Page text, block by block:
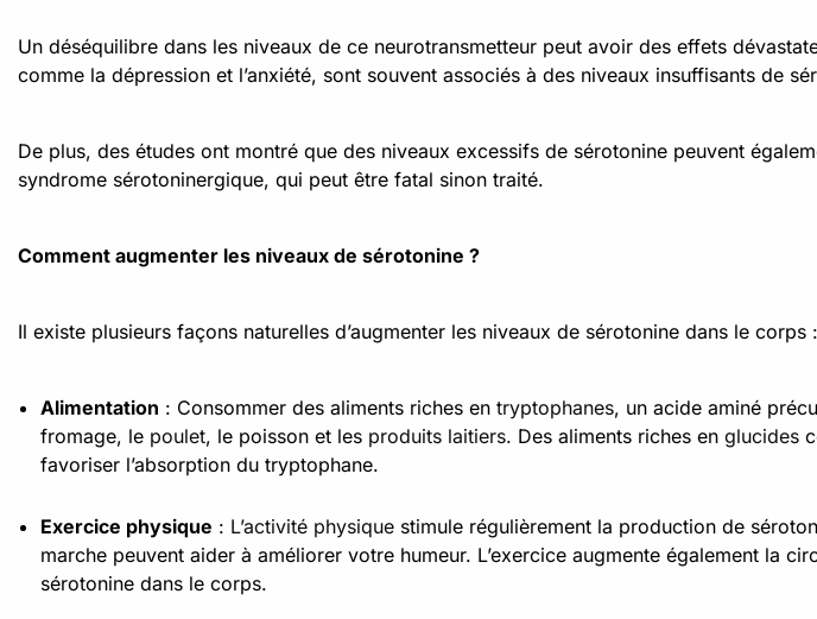
Un déséquilibre dans les niveaux de ce neurotransmetteur peut avoir des effets
comme la dépression et l’anxiété, sont souvent associés à des niveaux insuffisants de
De plus, des études ont montré que des niveaux excessifs de sérotonine peuvent
syndrome sérotoninergique, qui peut être fatal sinon traité.
Comment augmenter les niveaux de sérotonine ?
Il existe plusieurs façons naturelles d’augmenter les niveaux de sérotonine dans le corps :
Alimentation : Consommer des aliments riches entryptophanes, un acide aminé
fromage, le poulet, le poisson et les produits laitiers. Des aliments riches en glucides
favoriser l’absorption du tryptophane.
Exercice physique : L’activité physique stimule régulièrement la production de
marche peuvent aider à améliorer votre humeur. L’exercice augmente également la
sérotonine dans le corps.